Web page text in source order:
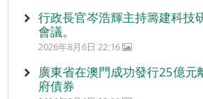
行政長官岑浩輝主持籌建科技
會議。
2026年8月6日 22:16
廣東省在澳門成功發行25億元
府債券